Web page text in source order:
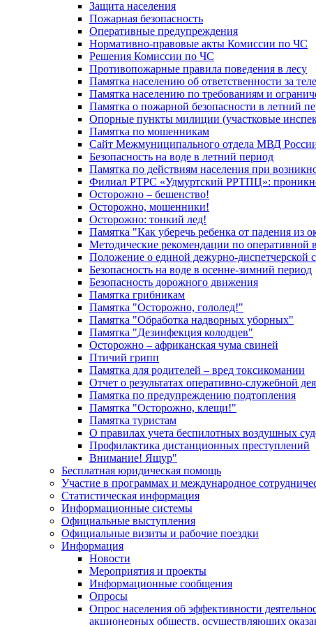
Защита населения
Пожарная безопасность
Оперативные предупреждения
Нормативно-правовые акты Комиссии по ЧС
Решения Комиссии по ЧС
Противопожарные правила поведения в лесу
Памятка населению об ответственности за
Памятка населению по требованиям и
Памятка о пожарной безопасности в летний
Опорные пункты милиции (участковые
Памятка по мошенникам
Сайт Межмуниципального отдела МВД
Безопасность на воде в летний период
Памятка по действиям населения при
Филиал РТРС «Удмуртский РРТПЦ»:
Осторожно – бешенство!
Осторожно, мошенники!
Осторожно: тонкий лед!
Памятка "Как уберечь ребенка от падения из
Методические рекомендации по оперативной
Положение о единой дежурно-диспетчерской
Безопасность на воде в осенне-зимний период
Безопасность дорожного движения
Памятка грибникам
Памятка "Осторожно, гололед!"
Памятка "Обработка надворных уборных"
Памятка "Дезинфекция колодцев"
Осторожно – африканская чума свиней
Птичий грипп
Памятка для родителей – вред токсикомании
Отчет о результатах оперативно-служебной
Памятка по предупреждению подтопления
Памятка "Осторожно, клещи!"
Памятка туристам
О правилах учета беспилотных воздушных
Профилактика дистанционных преступлений
Внимание! Ящур"
Бесплатная юридическая помощь
Участие в программах и международное
Статистическая информация
Информационные системы
Официальные выступления
Официальные визиты и рабочие поездки
Информация
Новости
Мероприятия и проекты
Информационные сообщения
Опросы
Опрос населения об эффективности
акционерных обществ, осуществляющих